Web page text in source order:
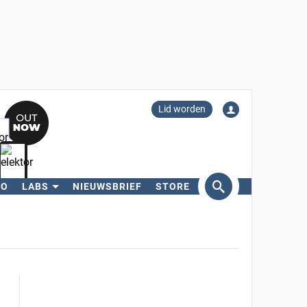
Lid worden
LABS NIEUWSBRIEF STORE